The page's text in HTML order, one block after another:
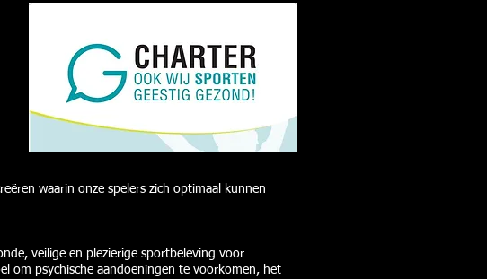
waarin onze spelers zich optimaal kunnen
veilige en plezierige sportbeleving voor
om psychische aandoeningen te voorkomen, het